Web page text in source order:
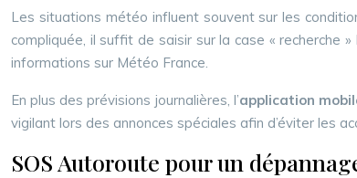
Les situations météo influent souvent sur les
compliquée, il suffit de saisir sur la case « recherche
informations sur Météo France.
En plus des prévisions journalières, l’application
vigilant lors des annonces spéciales afin d’éviter les
SOS Autoroute pour un